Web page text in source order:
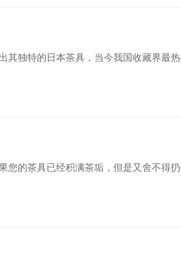
独特的日本茶具，当今我国收藏界最
的茶具已经积满茶垢，但是又舍不得